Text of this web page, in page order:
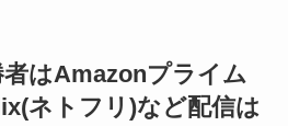
はAmazonプライム
ネトフリ)など配信は